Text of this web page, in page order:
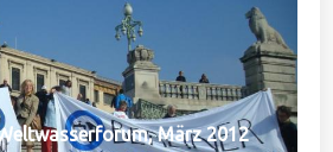
März 2012